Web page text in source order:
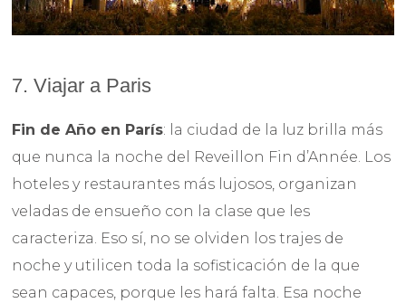
7. Viajar a Paris
Fin de Año en París: la ciudad de la luz brilla más
que nunca la noche del Reveillon Fin d’Année. Los
hoteles y restaurantes más lujosos, organizan
veladas de ensueño con la clase que les
caracteriza. Eso sí, no se olviden los trajes de
noche y utilicen toda la sofisticación de la que
sean capaces, porque les hará falta. Esa noche